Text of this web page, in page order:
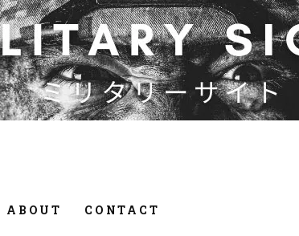
ABOUT CONTACT